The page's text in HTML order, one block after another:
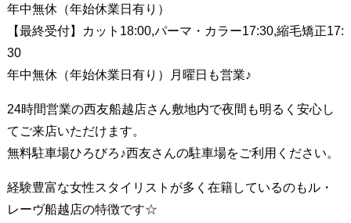
年中無休（年始休業日有り）
【最終受付】カット18:00,パーマ・カラー17:30,縮毛矯正17:
30
年中無休（年始休業日有り）月曜日も営業♪
24時間営業の西友船越店さん敷地内で夜間も明るく安心し
てご来店いただけます。
無料駐車場ひろびろ♪西友さんの駐車場をご利用ください。
経験豊富な女性スタイリストが多く在籍しているのもル・
レーヴ船越店の特徴です☆